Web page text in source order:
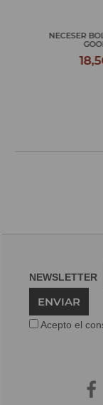
NECESER
NEWSLETTER
ENVIAR
Acepto el